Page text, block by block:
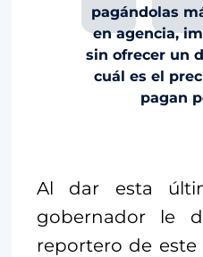
pagándolas
en agencia,
sin ofrecer un
cuál es el
pagan
Al dar esta
gobernador le
reportero de